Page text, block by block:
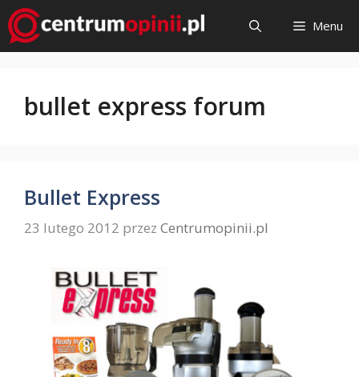
Przejdź
do
treści
Menu
bullet express forum
Bullet Express
23 lutego 2012 przez Centrumopinii.pl